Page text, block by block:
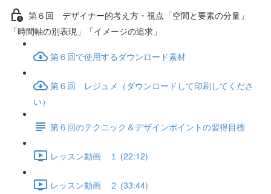
第６回 デザイナー的考え方・視点「空間と要素の分量」
「時間軸の別表現」「イメージの追求」
第６回で使用するダウンロード素材
第６回 レジュメ（ダウンロードして印刷してくださ
い）
第６回のテクニック＆デザインポイントの習得目標
レッスン動画 １ (22:12)
レッスン動画 ２ (33:44)